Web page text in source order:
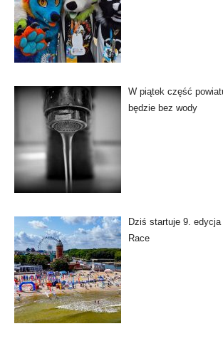
W piątek część
będzie bez wody
Dziś startuje 9.
Race